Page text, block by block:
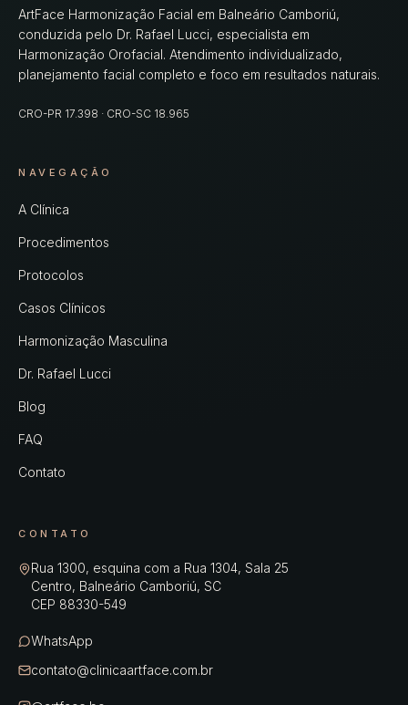
ArtFace Harmonização Facial em Balneário Camboriú,
conduzida pelo Dr. Rafael Lucci, especialista em
Harmonização Orofacial. Atendimento individualizado,
planejamento facial completo e foco em resultados naturais.
CRO-PR 17.398 · CRO-SC 18.965
NAVEGAÇÃO
A Clínica
Procedimentos
Protocolos
Casos Clínicos
Harmonização Masculina
Dr. Rafael Lucci
Blog
FAQ
Contato
CONTATO
Rua 1300, esquina com a Rua 1304, Sala 25
Centro, Balneário Camboriú, SC
CEP 88330-549
WhatsApp
contato@clinicaartface.com.br